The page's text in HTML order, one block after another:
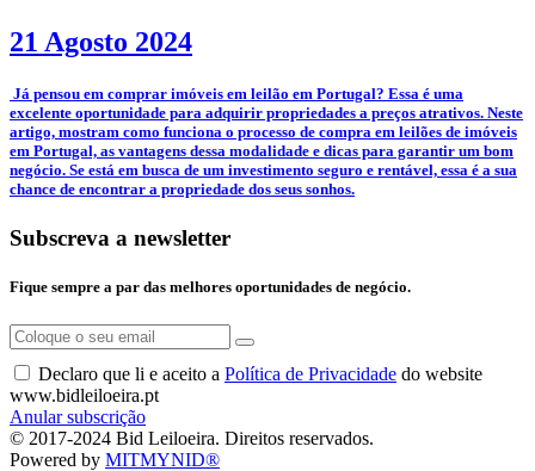
21 Agosto 2024
­ Já pensou em comprar imóveis em leilão em Portugal? Essa é uma
excelente oportunidade para adquirir propriedades a preços atrativos. Neste
artigo, mostram como funciona o processo de compra em leilões de imóveis
em Portugal, as vantagens dessa modalidade e dicas para garantir um bom
negócio. Se está em busca de um investimento seguro e rentável, essa é a sua
chance de encontrar a propriedade dos seus sonhos.
Subscreva a newsletter
Fique sempre a par das melhores oportunidades de negócio.
Declaro que li e aceito a Política de Privacidade do website
www.bidleiloeira.pt
Anular subscrição
© 2017-2024 Bid Leiloeira. Direitos reservados.
Powered by MITMYNID®